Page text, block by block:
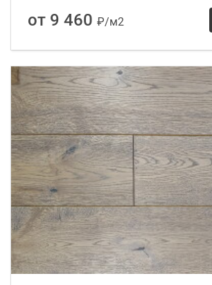
от 9 460 ₽/м2